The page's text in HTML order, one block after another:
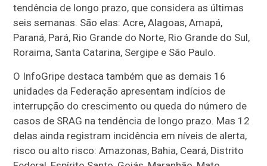
tendência de longo prazo, que considera as últimas
seis semanas. São elas: Acre, Alagoas, Amapá,
Paraná, Pará, Rio Grande do Norte, Rio Grande do Sul,
Roraima, Santa Catarina, Sergipe e São Paulo.
O InfoGripe destaca também que as demais 16
unidades da Federação apresentam indícios de
interrupção do crescimento ou queda do número de
casos de SRAG na tendência de longo prazo. Mas 12
delas ainda registram incidência em níveis de alerta,
risco ou alto risco: Amazonas, Bahia, Ceará, Distrito